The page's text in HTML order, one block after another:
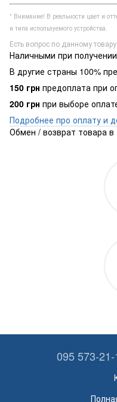
* Внимание! В реальности цвет и
и типа используемого устройства.
Есть вопрос по данному
Наличными при
В другие страны 100%
150 грн предоплата при
200 грн при выборе
Подробнее про оплату и
Обмен / возврат товара в
095 573-21-